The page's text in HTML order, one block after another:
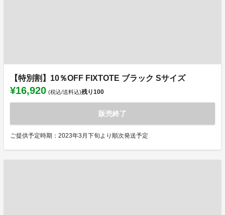
【特別割】10％OFF FIXTOTE ブラック Sサイズ
¥16,920 (税込/送料込)残り100
販売終了
ご提供予定時期：2023年3月下旬より順次発送予定